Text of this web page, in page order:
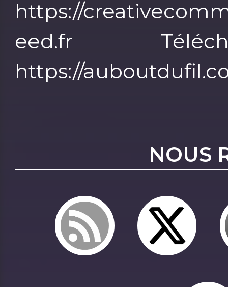
https://
eed.fr
https://
NOUS